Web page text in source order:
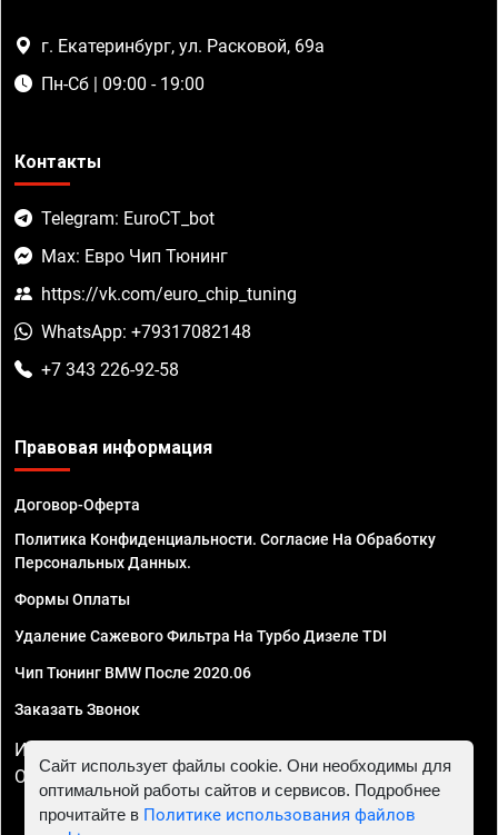
г. Екатеринбург, ул. Расковой, 69а
Пн-Сб | 09:00 - 19:00
Контакты
Telegram: EuroCT_bot
Max: Евро Чип Тюнинг
https://vk.com/euro_chip_tuning
WhatsApp: +79317082148
+7 343 226-92-58
Правовая информация
Договор-Оферта
Политика Конфиденциальности. Согласие На Обработку
Персональных Данных.
Формы Оплаты
Удаление Сажевого Фильтра На Турбо Дизеле TDI
Чип Тюнинг BMW После 2020.06
Заказать Звонок
ИП Смирнов Георгий Павлович. ИНН 781302555843,
ОГРНИП 324470400032610
Сайт использует файлы cookie. Они необходимы для
оптимальной работы сайтов и сервисов. Подробнее
прочитайте в Политике использования файлов